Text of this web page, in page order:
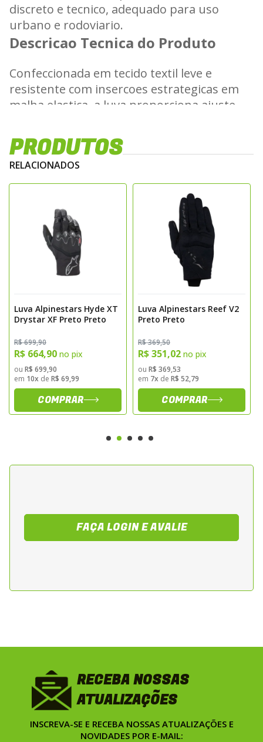
discreto e tecnico, adequado para uso
urbano e rodoviario.
Descricao Tecnica do Produto
Confeccionada em tecido textil leve e
resistente com insercoes estrategicas em
malha elastica, a luva proporciona ajuste
protecao rigida no dorso, reforcos na
palma e nos dedos para maior resistencia a
abrasao, alem de construcao focada em
baixo peso e excelente tato nos comandos.
Construcao em tecido textil leve e
resistente
Protetor rigido no dorso da mao
Reforcos na palma e nos dedos para maior
Design ergonomico para melhor ajuste e
mobilidade
Insercoes elasticas para maior conforto
durante a pilotagem
Fechamento em velcro no punho para
ajuste seguro
Alta sensibilidade nos comandos
Certificacao conforme normas de
seguranca vigentes
Recomendada para motos street, naked e
esportivas de media cilindrada, oferecendo
PRODUTOS
RELACIONADOS
Luva Alpinestars Hyde XT
Drystar XF Preto Preto
R$ 699,90
R$ 664,90 no pix
ou R$ 699,90
em 10x de R$ 69,99
COMPRAR
Luva Alpinestars Reef V2
Preto Preto
R$ 369,50
R$ 351,02 no pix
ou R$ 369,53
em 7x de R$ 52,79
COMPRAR
FAÇA LOGIN E AVALIE
RECEBA NOSSAS
ATUALIZAÇÕES
INSCREVA-SE E RECEBA NOSSAS ATUALIZAÇÕES E
NOVIDADES POR E-MAIL: